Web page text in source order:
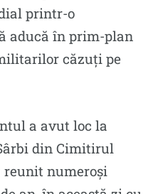
printr-o
aducă în prim-plan
căzuți pe
a avut loc la
din Cimitirul
reunit numeroși